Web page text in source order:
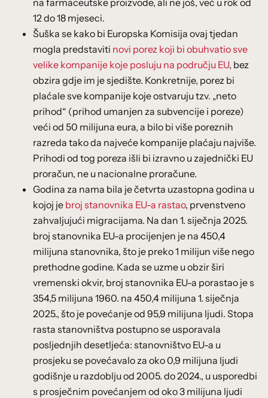
12 do 18 mjeseci.
Šuška se kako bi Europska Komisija ovaj tjedan
mogla predstaviti novi porez koji bi obuhvatio sve
velike kompanije koje posluju na području EU, bez
obzira gdje im je sjedište. Konkretnije, porez bi
plaćale sve kompanije koje ostvaruju tzv. „neto
prihod“ (prihod umanjen za subvencije i poreze)
veći od 50 milijuna eura, a bilo bi više poreznih
razreda tako da najveće kompanije plaćaju najviše.
Prihodi od tog poreza išli bi izravno u zajednički EU
proračun, ne u nacionalne proračune.
Godina za nama bila je četvrta uzastopna godina u
kojoj je broj stanovnika EU-a rastao, prvenstveno
zahvaljujući migracijama. Na dan 1. siječnja 2025.
broj stanovnika EU-a procijenjen je na 450,4
milijuna stanovnika, što je preko 1 milijun više nego
prethodne godine. Kada se uzme u obzir širi
vremenski okvir, broj stanovnika EU-a porastao je s
354,5 milijuna 1960. na 450,4 milijuna 1. siječnja
2025., što je povećanje od 95,9 milijuna ljudi. Stopa
rasta stanovništva postupno se usporavala
posljednjih desetljeća: stanovništvo EU-a u
prosjeku se povećavalo za oko 0,9 milijuna ljudi
godišnje u razdoblju od 2005. do 2024., u usporedbi
s prosječnim povećanjem od oko 3 milijuna ljudi